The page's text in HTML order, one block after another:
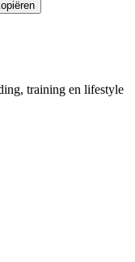
training en lifestyle